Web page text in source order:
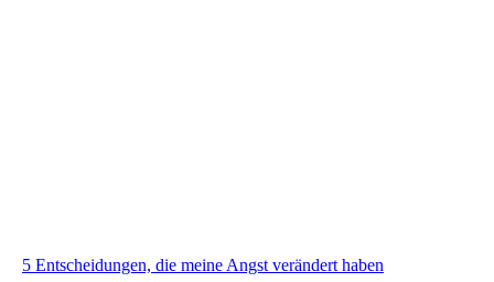
5 Entscheidungen, die meine Angst verändert haben